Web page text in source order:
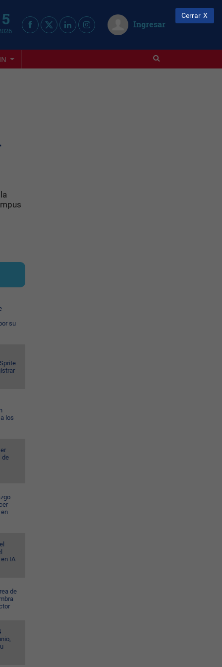
Ingresar
su
los
de
IA
de
Cerrar